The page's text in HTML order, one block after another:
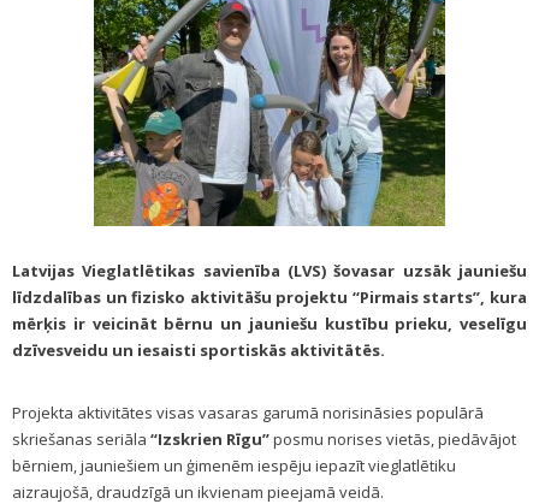
Latvijas Vieglatlētikas savienība (LVS) šovasar uzsāk jauniešu
līdzdalības un fizisko aktivitāšu projektu “Pirmais starts”, kura
mērķis ir veicināt bērnu un jauniešu kustību prieku, veselīgu
dzīvesveidu un iesaisti sportiskās aktivitātēs.
Projekta aktivitātes visas vasaras garumā norisināsies populārā
skriešanas seriāla “Izskrien Rīgu”posmu norises vietās, piedāvājot
bērniem, jauniešiem un ģimenēm iespēju iepazīt vieglatlētiku
aizraujošā, draudzīgā un ikvienam pieejamā veidā.